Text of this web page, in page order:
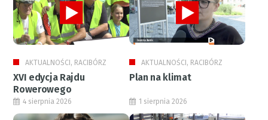
AKTUALNOŚCI, RACIBÓRZ
XVI edycja Rajdu
Rowerowego
AKTUALNOŚCI, RACIBÓRZ
Plan na klimat
4 sierpnia 2026 1 sierpnia 2026